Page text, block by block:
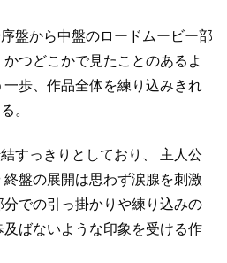
盤から中盤のロードムービー部
つどこかで見たことのあるよ
一歩、作品全体を練り込みきれ
。
すっきりとしており、
主人公
終盤の展開は思わず涙腺を刺激
分での引っ掛かりや練り込みの
及ばないような印象を受ける作